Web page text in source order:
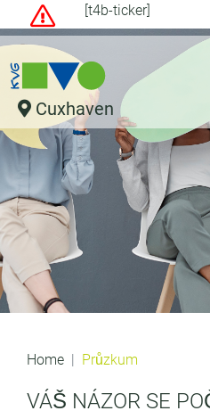
[t4b-ticker]
Cuxhaven
Home Průzkum
VÁŠ NÁZOR SE